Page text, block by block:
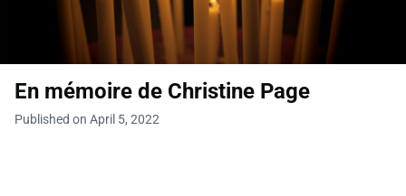
En mémoire de Christine Page
Published on April 5, 2022